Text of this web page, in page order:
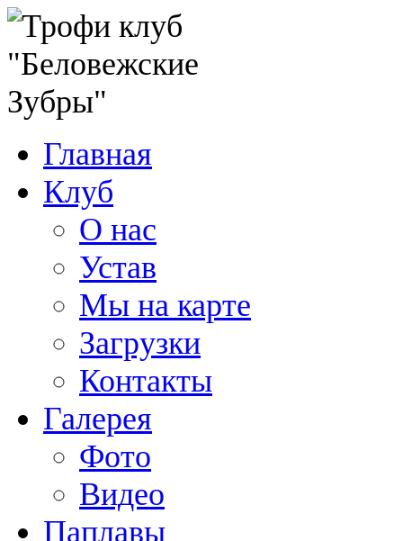
Главная
Клуб
О нас
Устав
Мы на карте
Загрузки
Контакты
Галерея
Фото
Видео
Паплавы